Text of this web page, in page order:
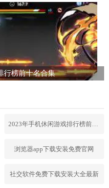
行榜前十名合集
2023年手机休闲游戏排行榜前十名
浏览器app下载安装免费官网
社交软件免费下载安装大全最新